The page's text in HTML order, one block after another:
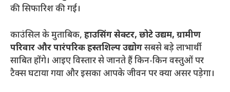
की सिफारिश की गई।
काउंसिल के मुताबिक, हाउसिंग सेक्टर, छोटे उद्यम, ग्रामीण
परिवार और पारंपरिक हस्तशिल्प उद्योगसबसे बड़े लाभार्थी
साबित होंगे। आइए विस्तार से जानते हैं किन-किन वस्तुओं पर
टैक्स घटाया गया और इसका आपके जीवन पर क्या असर पड़ेगा।